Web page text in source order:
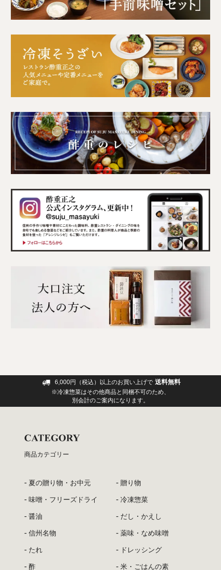
6,000円（税込）以上のお買い上げで 送料無料
※冷凍惣菜はその他商品と同梱不可のため、
別会計のご案内になります。
商品カテゴリー
夏の贈り物・お中元 贈り物
味噌・フリーズドライ 冷凍惣菜
醤油 だし・かえし
信州名物 薬味・なめ味噌
たれ ドレッシング
酢 米・ごはんの素